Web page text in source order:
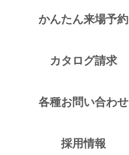
かんたん来場予約
カタログ請求
各種お問い合わせ
採用情報